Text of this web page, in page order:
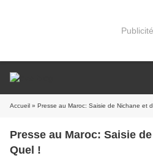
Publicité
Accueil » Presse au Maroc: Saisie de Nichane et
Presse au Maroc: Saisie
Quel !